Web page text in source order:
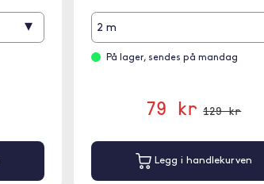
▾ 2 m
På lager, sendes på mandag
79 kr 129 kr
Legg i handlekurven